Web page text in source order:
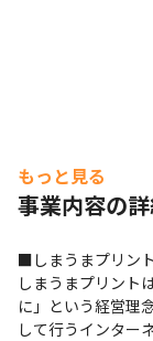
もっと見る
事業内容の
■しまうまプリン
しまうまプリント
に」という経営理
して行うインター